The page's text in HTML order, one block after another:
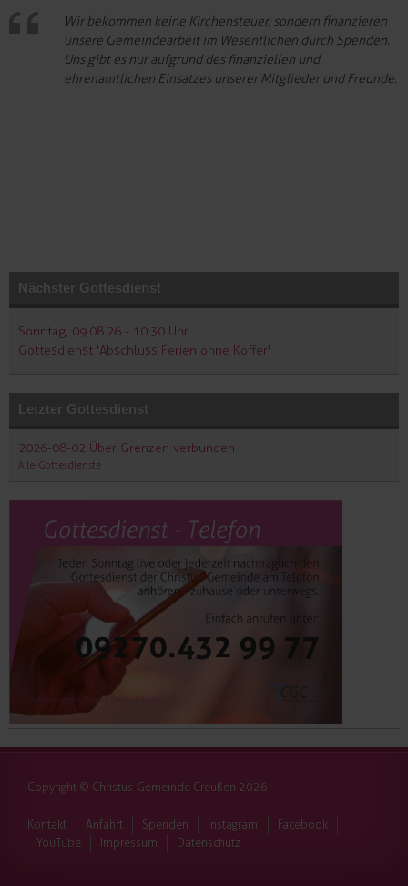
Wir bekommen keine Kirchensteuer, sondern finanzieren
unsere Gemeindearbeit im Wesentlichen durch Spenden.
Uns gibt es nur aufgrund des finanziellen und
ehrenamtlichen Einsatzes unserer Mitglieder und Freunde.
Nächster Gottesdienst
Sonntag, 09.08.26 - 10:30 Uhr
Gottesdienst 'Abschluss Ferien ohne Koffer'
Letzter Gottesdienst
2026-08-02 Über Grenzen verbunden
Alle-Gottesdienste
Copyright © Christus-Gemeinde Creußen 2026
Kontakt Anfahrt Spenden Instagram
Facebook
YouTube
Impressum Datenschutz